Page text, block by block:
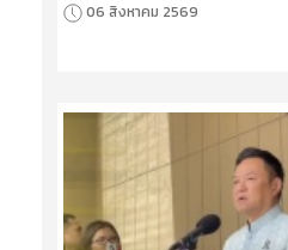
06 สิงหาคม 2569